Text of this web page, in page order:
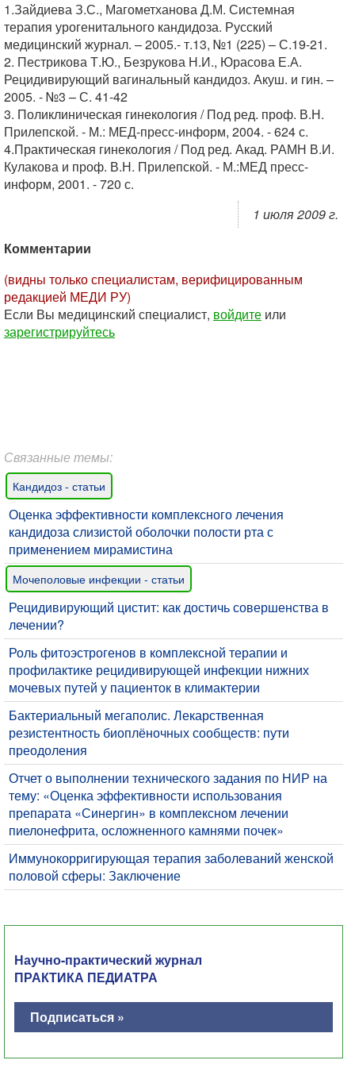
1.Зайдиева З.С., Магометханова Д.М. Системная
терапия урогенитального кандидоза. Русский
медицинский журнал. – 2005.- т.13, №1 (225) – С.19-21.
2. Пестрикова Т.Ю., Безрукова Н.И., Юрасова Е.А.
Рецидивирующий вагинальный кандидоз. Акуш. и гин. –
2005. - №3 – С. 41-42
3. Поликлиническая гинекология / Под ред. проф. В.Н.
Прилепской. - М.: МЕД-пресс-информ, 2004. - 624 с.
4.Практическая гинекология / Под ред. Акад. РАМН В.И.
Кулакова и проф. В.Н. Прилепской. - М.:МЕД пресс-
информ, 2001. - 720 с.
1 июля 2009 г.
Комментарии
(видны только специалистам, верифицированным
редакцией МЕДИ РУ)
Если Вы медицинский специалист, войдите или
зарегистрируйтесь
Связанные темы:
Кандидоз - статьи
Оценка эффективности комплексного лечения
кандидоза слизистой оболочки полости рта с
применением мирамистина
Мочеполовые инфекции - статьи
Рецидивирующий цистит: как достичь совершенства в
лечении?
Роль фитоэстрогенов в комплексной терапии и
профилактике рецидивирующей инфекции нижних
мочевых путей у пациенток в климактерии
Бактериальный мегаполис. Лекарственная
резистентность биоплёночных сообществ: пути
преодоления
Отчет о выполнении технического задания по НИР на
тему: «Оценка эффективности использования
препарата «Синергин» в комплексном лечении
пиелонефрита, осложненного камнями почек»
Иммунокорригирующая терапия заболеваний женской
половой сферы: Заключение
Научно-практический журнал
ПРАКТИКА ПЕДИАТРА
Подписаться »